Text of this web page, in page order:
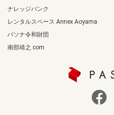
ナレッジバンク
レンタルスペース Annex Aoyama
パソナ令和財団
南部靖之.com